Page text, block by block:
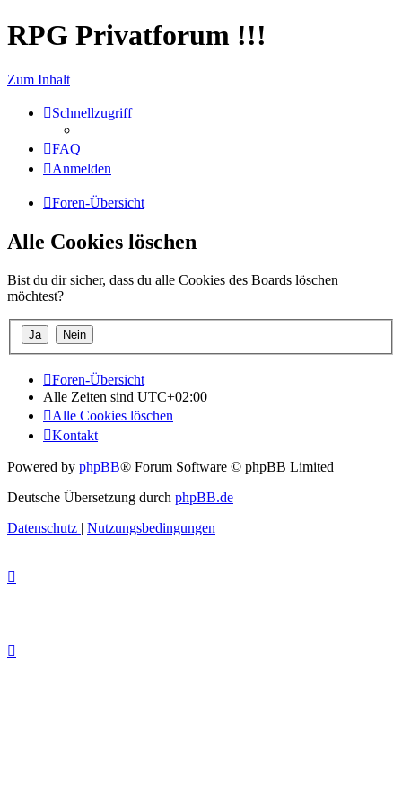
RPG Privatforum !!!
Zum Inhalt
Schnellzugriff
FAQ
Anmelden
Foren-Übersicht
Alle Cookies löschen
Bist du dir sicher, dass du alle Cookies des Boards löschen
möchtest?
Foren-Übersicht
Alle Zeiten sind UTC+02:00
Alle Cookies löschen
Kontakt
Powered by phpBB® Forum Software © phpBB Limited
Deutsche Übersetzung durch phpBB.de
Datenschutz | Nutzungsbedingungen